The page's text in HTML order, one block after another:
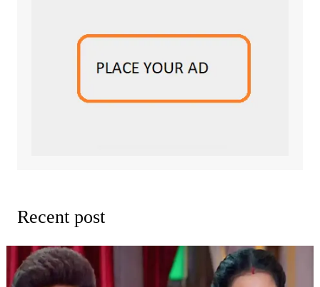
Recent post